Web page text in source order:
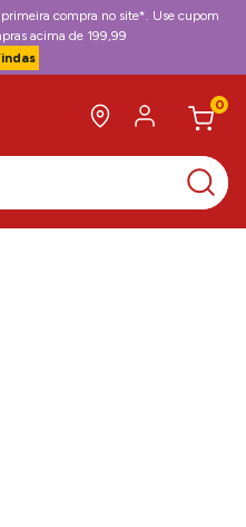
compra no site*. Use cupom
acima de 199,99
0